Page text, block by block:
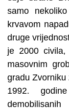
samo
krvavom
druge
je 2000
masovnim
gradu Zvorniku
1992.